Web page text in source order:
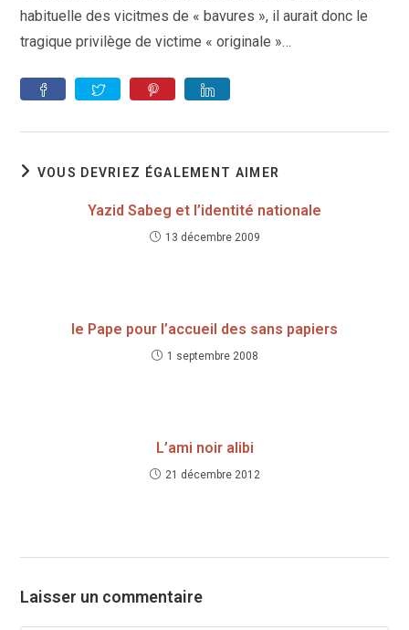
habituelle des vicitmes de « bavures », il aurait donc le
tragique privilège de victime « originale »…
VOUS DEVRIEZ ÉGALEMENT AIMER
Yazid Sabeg et l’identité nationale
13 décembre 2009
le Pape pour l’accueil des sans papiers
1 septembre 2008
L’ami noir alibi
21 décembre 2012
Laisser un commentaire